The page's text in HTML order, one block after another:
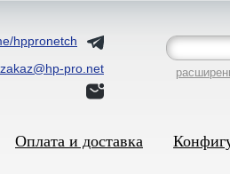
hppronetch
zakaz@hp-pro.net
Оплата и доставка